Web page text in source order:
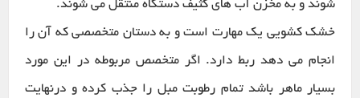
شوند و به مخزن آب های کثیف دستگاه منتقل می شوند.
خشک کشویی یک مهارت است و به دستان متخصصی که آن را
انجام می دهد ربط دارد. اگر متخصص مربوطه در این مورد
بسیار ماهر باشد تمام رطوبت مبل را جذب کرده و درنهایت